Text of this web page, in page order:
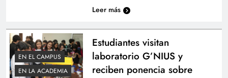
Leer más
EN EL CAMPUS
EN LA ACADEMIA
Estudiantes visitan
laboratorio G’NIUS y
reciben ponencia sobre